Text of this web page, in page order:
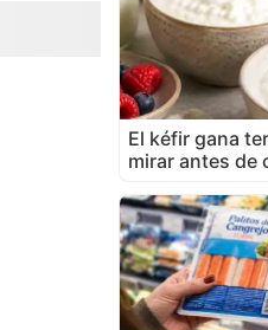
El kéfir gana
mirar antes de